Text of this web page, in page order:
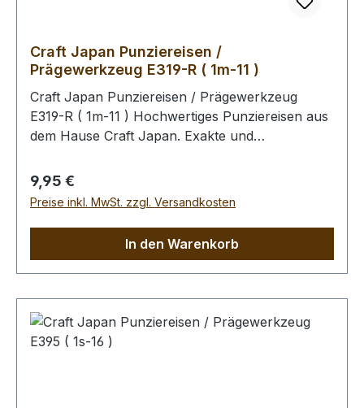
Craft Japan Punziereisen /
Prägewerkzeug E319-R ( 1m-11 )
Craft Japan Punziereisen / Prägewerkzeug
E319-R ( 1m-11 ) Hochwertiges Punziereisen aus
dem Hause Craft Japan. Exakte und
Punziereisen aus. Abmessungen: Breite: 4,5 mm,
Länge: 13,5 mm Zum Punzieren des Leders bitte
die Oberfläche mit einem Schwamm und
muss saugfähig sein). Im Anschluss kann das
Leder gefärbt werden. Unabhängig davon, ob
abschliessend die Oberfläche mit unserem Leder
- Pflege - Finish zu behandeln (Oberfläche wird
schmutz- und wasserabweisend). Bitte benutzen
Regulärer Preis:
9,95 €
Preise inkl. MwSt. zzgl. Versandkosten
In den Warenkorb